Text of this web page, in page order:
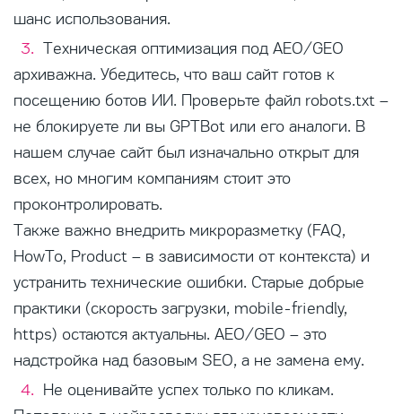
шанс использования.
Техническая оптимизация под AEO/GEO
архиважна. Убедитесь, что ваш сайт готов к
посещению ботов ИИ. Проверьте файл robots.txt –
не блокируете ли вы GPTBot или его аналоги. В
нашем случае сайт был изначально открыт для
всех, но многим компаниям стоит это
проконтролировать.
Также важно внедрить микроразметку (FAQ,
HowTo, Product – в зависимости от контекста) и
устранить технические ошибки. Старые добрые
практики (скорость загрузки, mobile-friendly,
https) остаются актуальны. AEO/GEO – это
надстройка над базовым SEO, а не замена ему.
Не оценивайте успех только по кликам.